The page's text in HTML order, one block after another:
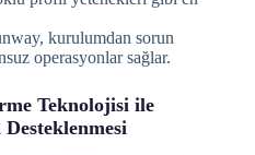
kurulumdan sorun
operasyonlar sağlar.
Teknolojisi ile